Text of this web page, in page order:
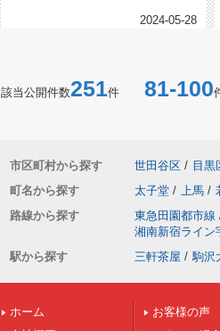
2024-05-28
該当公開件数251件 81-100
市区町村から探す 世田谷区 / 目黒
町名から探す
太子堂 / 上馬 /
路線から探す
東急田園都市線
湘南新宿ライン
駅から探す
三軒茶屋 / 駒沢
ホーム
お客様の声